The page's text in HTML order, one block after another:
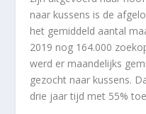
naar kussens is de
het gemiddeld aantal
2019 nog 164.000
werd er maandelijks
gezocht naar kussens.
drie jaar tijd met 55%